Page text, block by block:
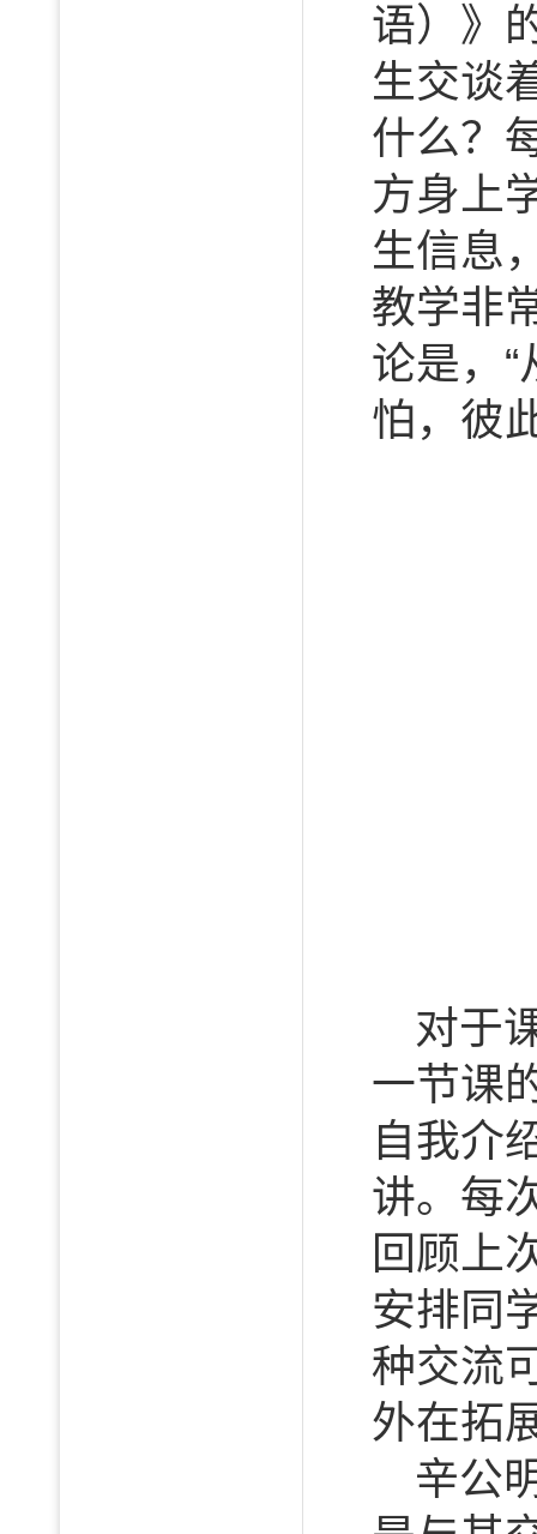
语）》
生交谈
什么？
方身上
生信息
教学非
论是，
怕，彼
对于
一节课
自我介
讲。每
回顾上
安排同
种交流
外在拓
辛公